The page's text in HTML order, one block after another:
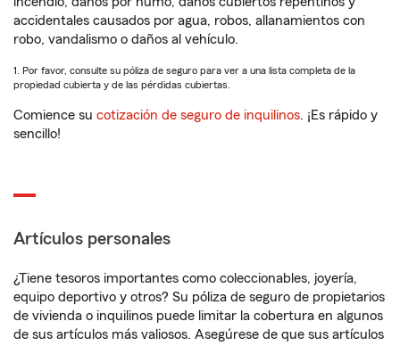
accidentales causados por agua, robos, allanamientos con
robo, vandalismo o daños al vehículo.
1. Por favor, consulte su póliza de seguro para ver a una lista completa de la
propiedad cubierta y de las pérdidas cubiertas.
Comience su cotización de seguro de inquilinos. ¡Es rápido y
sencillo!
Artículos personales
¿Tiene tesoros importantes como coleccionables, joyería,
equipo deportivo y otros? Su póliza de seguro de propietarios
de vivienda o inquilinos puede limitar la cobertura en algunos
de sus artículos más valiosos. Asegúrese de que sus artículos